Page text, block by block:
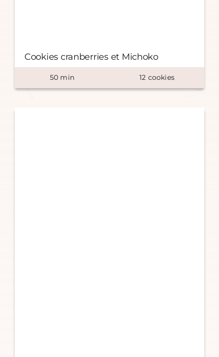
Cookies cranberries et Michoko
50 min 12 cookies